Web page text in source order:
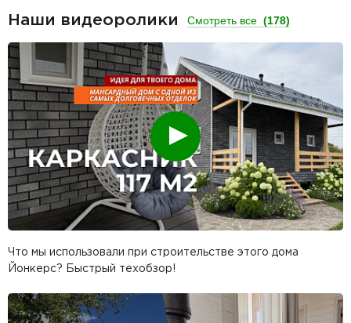
Наши видеоролики Смотреть все (178)
Смотреть
Что мы использовали при строительстве этого дома
Йонкерс? Быстрый техобзор!